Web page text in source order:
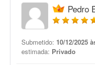
Pedro
Submetido: 10/12/2025
estimada: Privado